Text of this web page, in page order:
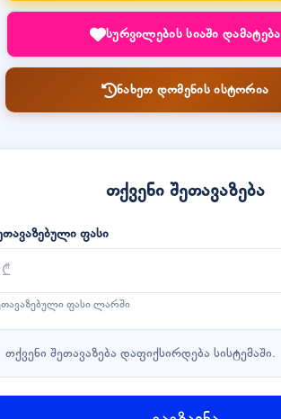
სურვილების სიაში დამატება
ნახეთ დომენის ისტორია
თქვენი შეთავაზება
ფასი
ფასი ლარში
თქვენი შეთავაზება დაფიქსირდება სისტემაში.